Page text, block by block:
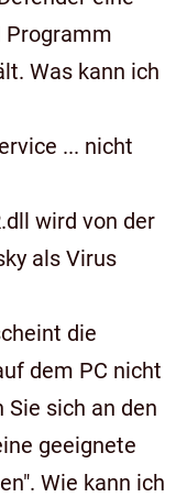
Programm
Was kann ich
... nicht
wird von der
als Virus
die
PC nicht
sich an den
geeignete
Wie kann ich